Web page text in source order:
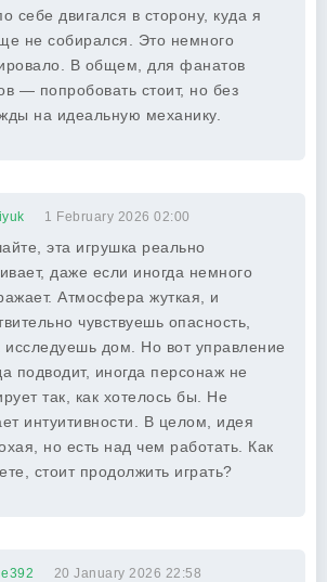
себе двигался в сторону, куда я
не собирался. Это немного
В общем, для фанатов
— попробовать стоит, но без
на идеальную механику.
1 February 2026 02:00
эта игрушка реально
даже если иногда немного
Атмосфера жуткая, и
чувствуешь опасность,
исследуешь дом. Но вот управление
подводит, иногда персонаж не
так, как хотелось бы. Не
интуитивности. В целом, идея
но есть над чем работать. Как
стоит продолжить играть?
20 January 2026 22:58